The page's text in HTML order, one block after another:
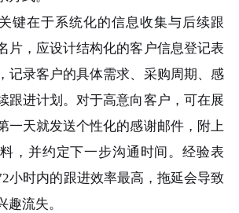
键在于系统化的信息收集与后续跟
片，应设计结构化的客户信息登记表
记录客户的具体需求、采购周期、感
跟进计划。对于高意向客户，可在展
一天就发送个性化的感谢邮件，附上
，并约定下一步沟通时间。经验表
小时内的跟进效率最高，拖延会导致
趣流失。